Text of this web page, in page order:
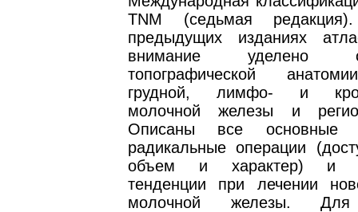
TNM (седьмая
предыдущих изданиях
внимание уделено
топографической
грудной, лимфо- и
молочной железы и
Описаны все основные
радикальные операции
объем и характер) и
тенденции при лечении
молочной железы. Для